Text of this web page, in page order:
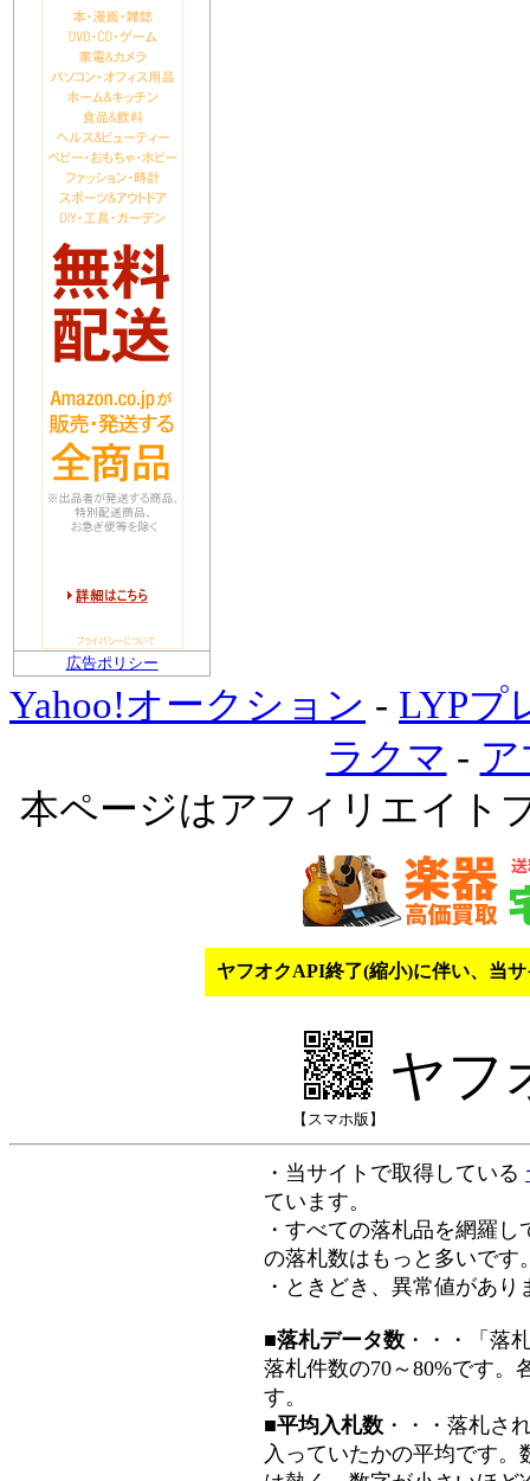
広告ポリシー
Yahoo!オークション - LYPプ
ラクマ -
本ページはアフィリエイト
ヤフオクAPI終了(縮小)に伴い、当
【スマホ版】
ヤフ
・当サイトで取得している
ています。
・すべての落札品を網羅
の落札数はもっと多いです
・ときどき、異常値があ
■落札データ数 ・・・「落
落札件数の70～80%です。
す。
■平均入札数 ・・・落札さ
入っていたかの平均です